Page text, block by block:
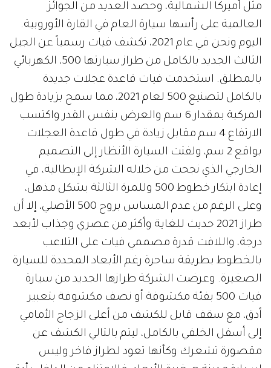
مثل أميركا الشمالية، وحصد العديد من الجوائز
العالمية على رأسها سيارة العام في القارة الأوروبية.
اليوم ونحن في عام 2021، تكشف فيات رسمياً عن الجيل
الثالث الجديد بالكامل من طراز سيارتها 500، الكهربائي
بالمطلق. استخدمت فيات قاعدة عجلات جديدة
بالكامل لتصنيع 500 لعام 2021، مما سمح بزيادة طول
المركبة بمقدار 6 سم والعرض بنفس القدر واكتسب
الارتفاع 4 سم مقابل زيادة في طول قاعدة العجلات
بواقع 2 سم، ولفتت السيارة الأنظار إلى التصميم
الخارجي الذي نجحت من خلاله الشركة الإيطالية، في
إعادة ابتكار خطوط 500 وللمرة الثالثة بشكل مذهل،
وعلى الرغم من عدم المساس بروح 500 الأصلي، إلا أن
طراز 2021 حديث للغاية وأكثر من عصري وجذاب لأبعد
درجة، واللافت قدرة مصممي فيات على التلاعب
بالخطوط بطريقة ساحرة رغم الأبعاد المحددة للسيارة
الصغيرة. وعرضت الشركة طرازها الجديد من سيارة
فيات 500 بفئة مكشوفة أو نصف مكشوفة بتعبير
أدق، مع سقف قابل للكشف من أعلى الزجاج الأمامي
إلى أسفل الخلفي بالكامل، ليتم بالتالي الكشف عن
مقصورة تشعرك وكأنها تعود لطراز فاخر وليس